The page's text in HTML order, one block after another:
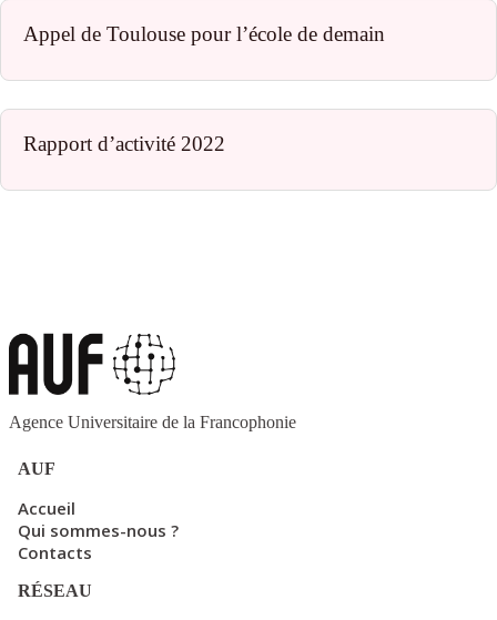
Appel de Toulouse pour l’école de demain
Rapport d’activité 2022
Agence Universitaire de la Francophonie
AUF
Accueil
Qui sommes-nous ?
Contacts
RÉSEAU